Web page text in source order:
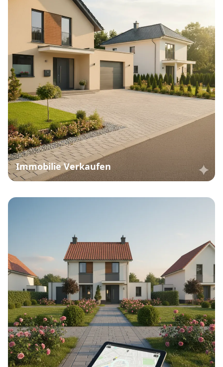
Immobilie Verkaufen